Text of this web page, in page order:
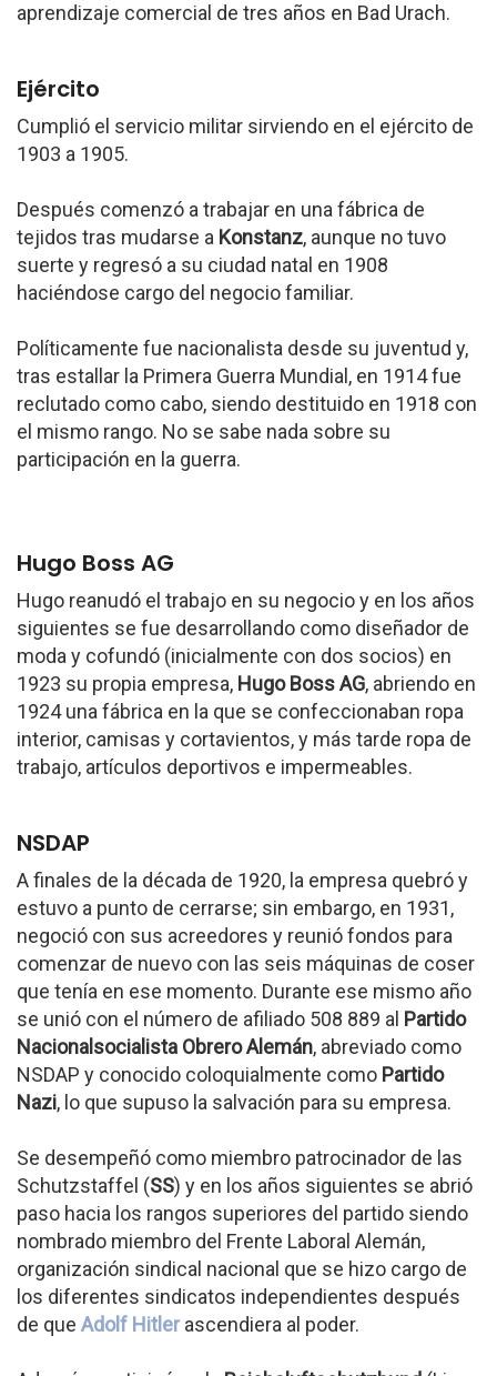
aprendizaje comercial de tres años en Bad Urach.
Ejército
Cumplió el servicio militar sirviendo en el ejército de
1903 a 1905.
Después comenzó a trabajar en una fábrica de
tejidos tras mudarse a Konstanz, aunque no tuvo
suerte y regresó a su ciudad natal en 1908
haciéndose cargo del negocio familiar.
Políticamente fue nacionalista desde su juventud y,
tras estallar la Primera Guerra Mundial, en 1914 fue
reclutado como cabo, siendo destituido en 1918 con
el mismo rango. No se sabe nada sobre su
participación en la guerra.
Hugo Boss AG
Hugo reanudó el trabajo en su negocio y en los años
siguientes se fue desarrollando como diseñador de
moda y cofundó (inicialmente con dos socios) en
1923 su propia empresa, Hugo Boss AG, abriendo en
1924 una fábrica en la que se confeccionaban ropa
interior, camisas y cortavientos, y más tarde ropa de
trabajo, artículos deportivos e impermeables.
NSDAP
A finales de la década de 1920, la empresa quebró y
estuvo a punto de cerrarse; sin embargo, en 1931,
negoció con sus acreedores y reunió fondos para
comenzar de nuevo con las seis máquinas de coser
que tenía en ese momento. Durante ese mismo año
se unió con el número de afiliado 508 889 al Partido
Nacionalsocialista Obrero Alemán, abreviado como
NSDAP y conocido coloquialmente como Partido
Nazi, lo que supuso la salvación para su empresa.
Se desempeñó como miembro patrocinador de las
Schutzstaffel (SS) y en los años siguientes se abrió
paso hacia los rangos superiores del partido siendo
nombrado miembro del Frente Laboral Alemán,
organización sindical nacional que se hizo cargo de
los diferentes sindicatos independientes después
de que Adolf Hitlerascendiera al poder.